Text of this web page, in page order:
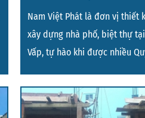
Nam Việt Phát là đơn vị thiết
xây dựng nhà phố, biệt thự tại
Vấp, tự hào khi được nhiều